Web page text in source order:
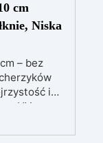
cm
Niska
– bez
i
UV